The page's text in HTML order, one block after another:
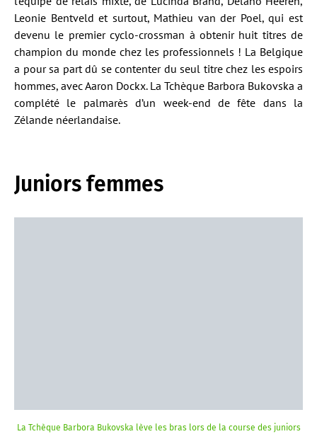
Leonie Bentveld et surtout, Mathieu van der Poel, qui est
devenu le premier cyclo-crossman à obtenir huit titres de
champion du monde chez les professionnels ! La Belgique
a pour sa part dû se contenter du seul titre chez les espoirs
hommes, avec Aaron Dockx. La Tchèque Barbora Bukovska a
complété le palmarès d’un week-end de fête dans la
Zélande néerlandaise.
Juniors femmes
La Tchèque Barbora Bukovska lève les bras lors de la course des juniors